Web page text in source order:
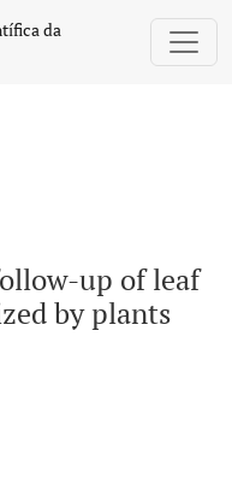
leaf area growth
da
up of leaf
by plants